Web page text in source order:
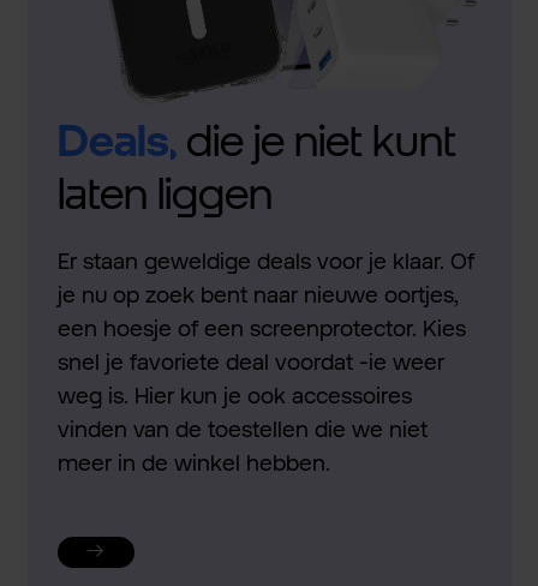
Deals,die je niet kunt
laten liggen
Er staan geweldige deals voor je klaar. Of
je nu op zoek bent naar nieuwe oortjes,
een hoesje of een screenprotector. Kies
snel je favoriete deal voordat -ie weer
weg is. Hier kun je ook accessoires
vinden van de toestellen die we niet
meer in de winkel hebben.